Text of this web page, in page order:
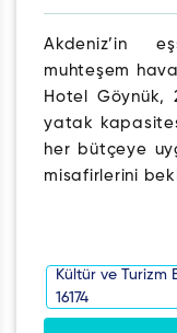
Akdeniz’in
muhteşem
Hotel Göynük,
yatak
her bütçeye
misafirlerini
Kültür ve Turizm
16174